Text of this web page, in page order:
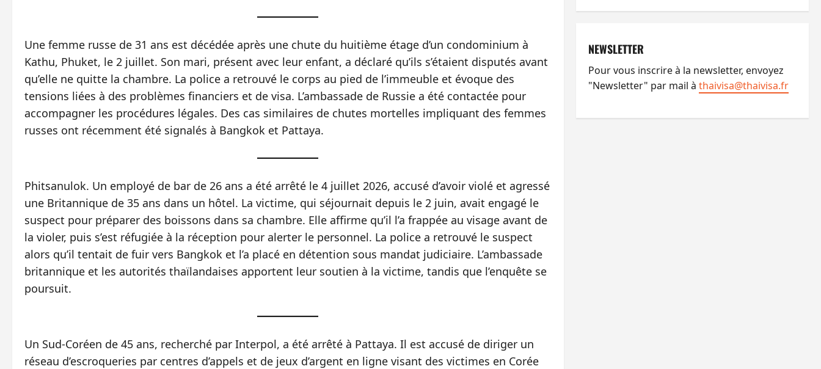
Une femme russe de 31 ans est décédée après une chute du huitième étage d’un condominium à
Kathu, Phuket, le 2 juillet. Son mari, présent avec leur enfant, a déclaré qu’ils s’étaient disputés avant
qu’elle ne quitte la chambre. La police a retrouvé le corps au pied de l’immeuble et évoque des
tensions liées à des problèmes financiers et de visa. L’ambassade de Russie a été contactée pour
accompagner les procédures légales. Des cas similaires de chutes mortelles impliquant des femmes
russes ont récemment été signalés à Bangkok et Pattaya.
Phitsanulok. Un employé de bar de 26 ans a été arrêté le 4 juillet 2026, accusé d’avoir violé et agressé
une Britannique de 35 ans dans un hôtel. La victime, qui séjournait depuis le 2 juin, avait engagé le
suspect pour préparer des boissons dans sa chambre. Elle affirme qu’il l’a frappée au visage avant de
la violer, puis s’est réfugiée à la réception pour alerter le personnel. La police a retrouvé le suspect
alors qu’il tentait de fuir vers Bangkok et l’a placé en détention sous mandat judiciaire. L’ambassade
britannique et les autorités thaïlandaises apportent leur soutien à la victime, tandis que l’enquête se
poursuit.
Un Sud‑Coréen de 45 ans, recherché par Interpol, a été arrêté à Pattaya. Il est accusé de diriger un
réseau d’escroqueries par centres d’appels et de jeux d’argent en ligne visant des victimes en Corée
NEWSLETTER
Pour vous inscrire à la newsletter, envoyez
"Newsletter" par mail à thaivisa@thaivisa.fr